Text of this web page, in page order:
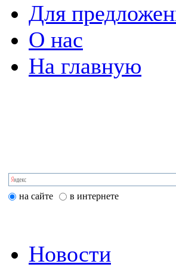
Для
О нас
На главную
на сайте в интернете
Новости